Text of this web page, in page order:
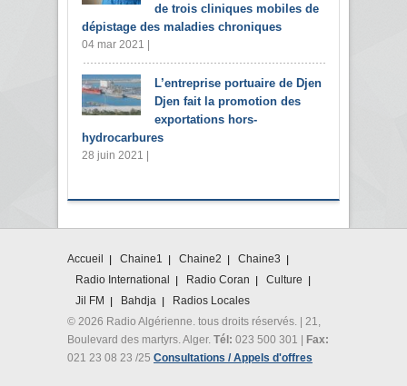
de trois cliniques mobiles de
dépistage des maladies chroniques
04 mar 2021 |
L’entreprise portuaire de Djen
Djen fait la promotion des
exportations hors-
hydrocarbures
28 juin 2021 |
Accueil Chaine1 Chaine2
Chaine3
Radio International
Radio Coran
Culture
Jil FM
Bahdja
Radios Locales
© 2026 Radio Algérienne. tous droits réservés. | 21,
Boulevard des martyrs. Alger. Tél: 023 500 301 | Fax:
021 23 08 23 /25 Consultations / Appels d'offres